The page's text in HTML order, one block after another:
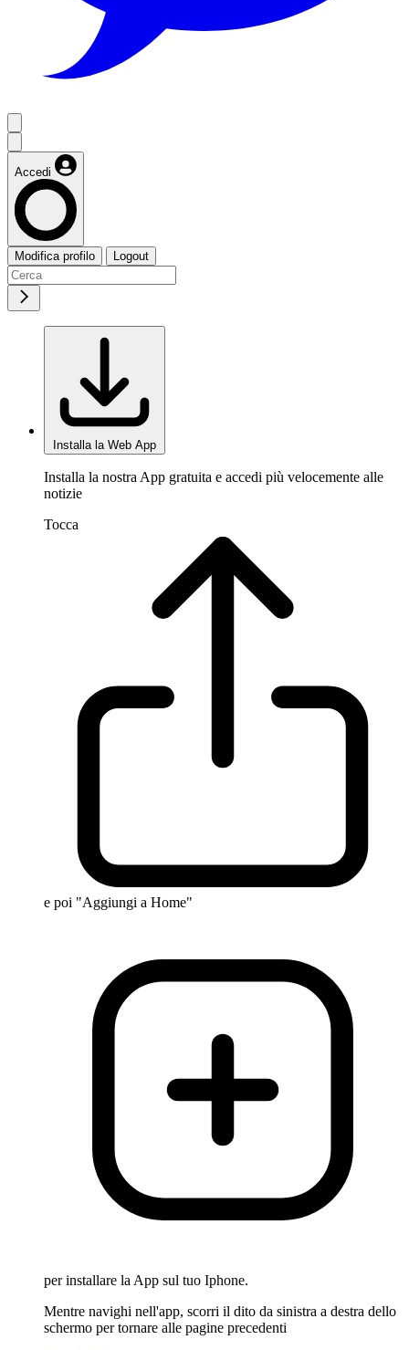
Accedi
Modifica profilo Logout
Installa la Web App
Installa la nostra App gratuita e accedi più velocemente alle
notizie
Tocca
e poi "Aggiungi a Home"
per installare la App sul tuo Iphone.
Mentre navighi nell'app, scorri il dito da sinistra a destra dello
schermo per tornare alle pagine precedenti